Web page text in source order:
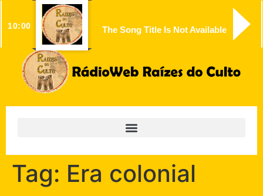
10:00 The Song Title Is Not Available
Tag: Era colonial